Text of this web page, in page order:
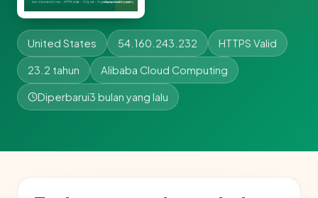
United States 54.160.243.232 HTTPS Valid
23.2 tahun Alibaba Cloud Computing
Diperbarui3 bulan yang lalu